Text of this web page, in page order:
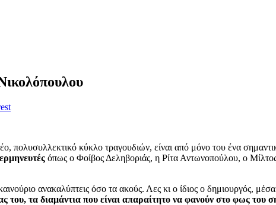
πολυσυλλεκτικό κύκλο τραγουδιών, είναι από μόνο του ένα
όπως ο Φοίβος Δεληβοριάς, η Ρίτα Αντωνοπούλου, ο
ανακαλύπτεις όσο τα ακούς. Λες κι ο ίδιος ο δημιουργός,
του, τα διαμάντια που είναι απαραίτητο να φανούν στο φως του